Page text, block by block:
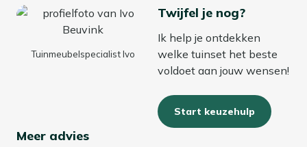
Tuinmeubelspecialist Ivo
Twijfel je nog?
Ik help je ontdekken
welke tuinset het beste
voldoet aan jouw wensen!
Start keuzehulp
Meer advies